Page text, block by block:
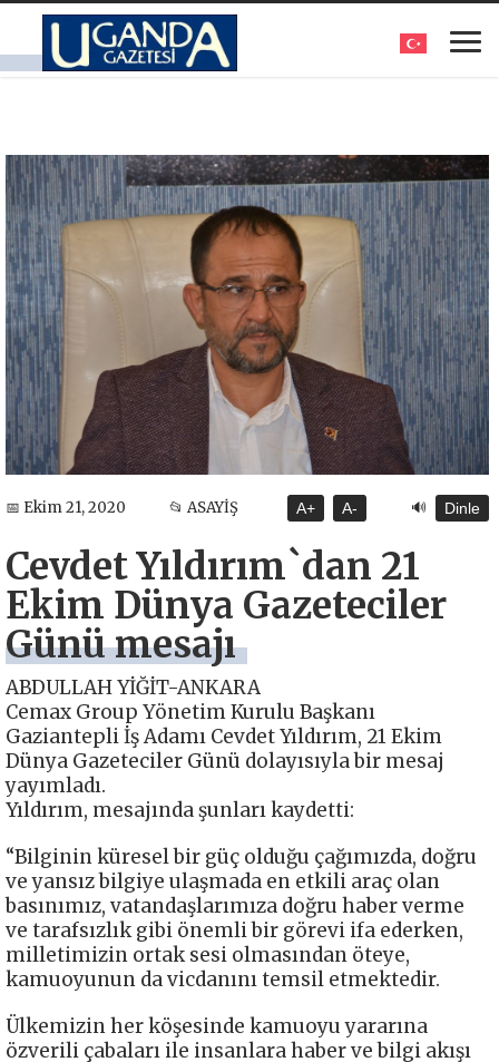
📅 Ekim 21, 2020 📂 ASAYİŞ A+ A- 🔊 Dinle
Cevdet Yıldırım`dan 21
Ekim Dünya Gazeteciler
Günü mesajı
ABDULLAH YİĞİT-ANKARA
Cemax Group Yönetim Kurulu Başkanı
Gaziantepli İş Adamı Cevdet Yıldırım, 21 Ekim
Dünya Gazeteciler Günü dolayısıyla bir mesaj
yayımladı.
Yıldırım, mesajında şunları kaydetti:
“Bilginin küresel bir güç olduğu çağımızda, doğru
ve yansız bilgiye ulaşmada en etkili araç olan
basınımız, vatandaşlarımıza doğru haber verme
ve tarafsızlık gibi önemli bir görevi ifa ederken,
milletimizin ortak sesi olmasından öteye,
kamuoyunun da vicdanını temsil etmektedir.
Ülkemizin her köşesinde kamuoyu yararına
özverili çabaları ile insanlara haber ve bilgi akışı